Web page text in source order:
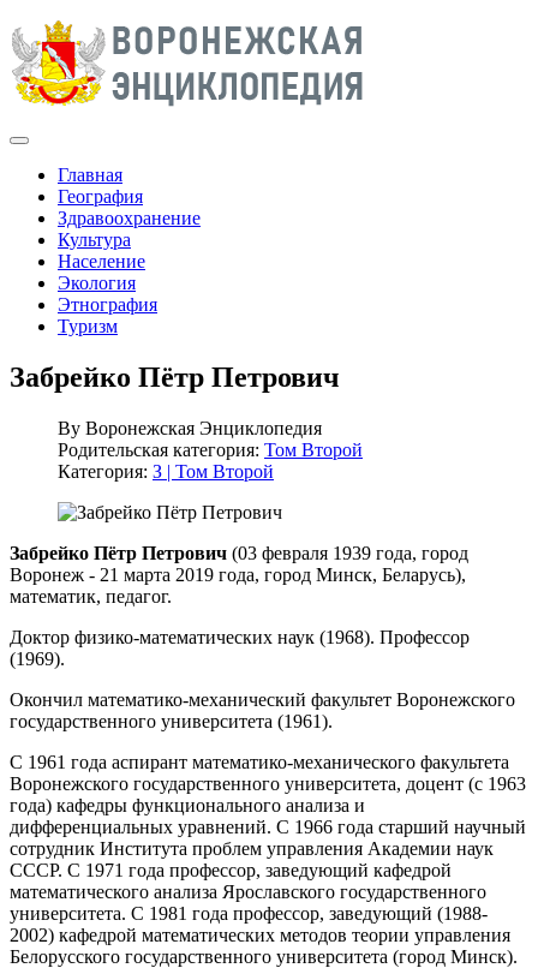
Главная
География
Здравоохранение
Культура
Население
Экология
Этнография
Туризм
Забрейко Пётр Петрович
By Воронежская Энциклопедия
Родительская категория: Том Второй
Категория: З | Том Второй
Забрейко Пётр Петрович (03 февраля 1939 года, город
Воронеж - 21 марта 2019 года, город Минск, Беларусь),
математик, педагог.
Доктор физико-математических наук (1968). Профессор
(1969).
Окончил математико-механический факультет Воронежского
государственного университета (1961).
С 1961 года аспирант математико-механического факультета
Воронежского государственного университета, доцент (с 1963
года) кафедры функционального анализа и
дифференциальных уравнений. С 1966 года старший научный
сотрудник Института проблем управления Академии наук
СССР. С 1971 года профессор, заведующий кафедрой
математического анализа Ярославского государственного
университета. С 1981 года профессор, заведующий (1988-
2002) кафедрой математических методов теории управления
Белорусского государственного университета (город Минск).